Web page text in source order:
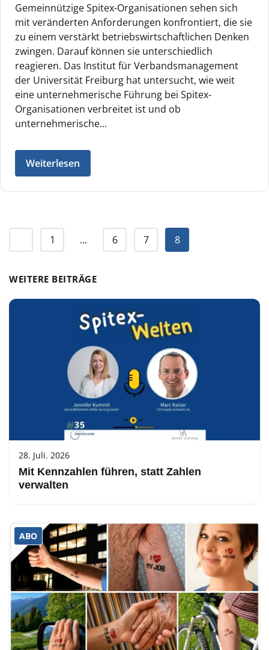
Gemeinnützige Spitex-Organisationen sehen sich
mit veränderten Anforderungen konfrontiert, die sie
zu einem verstärkt betriebswirtschaftlichen Denken
zwingen. Darauf können sie unterschiedlich
reagieren. Das Institut für Verbandsmanagement
der Universität Freiburg hat untersucht, wie weit
eine unternehmerische Führung bei Spitex-
Organisationen verbreitet ist und ob
unternehmerische...
Weiterlesen
1 ... 6 7 8
WEITERE BEITRÄGE
28. Juli. 2026
Mit Kennzahlen führen, statt Zahlen
verwalten
ABO